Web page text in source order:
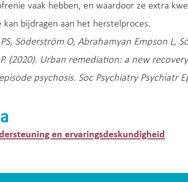
vaak hebben, en waardoor ze extra
kan bijdragen aan het herstelproces.
Söderström O, Abrahamyan Empson L,
(2020). Urban remediation: a new
psychosis. Soc Psychiatry Psychiatr
en ervaringsdeskundigheid